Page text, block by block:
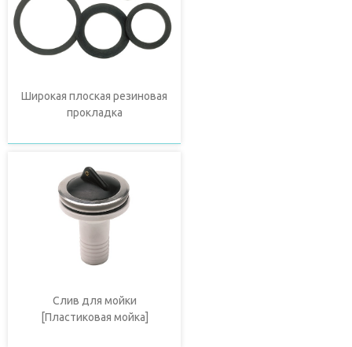
Широкая плоская резиновая
прокладка
Слив для мойки
[Пластиковая мойка]